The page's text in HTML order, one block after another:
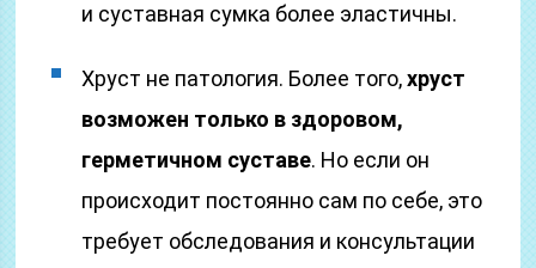
и суставная сумка более эластичны.
Хруст не патология. Более того,хруст
возможен только в здоровом,
герметичном суставе. Но если он
происходит постоянно сам по себе, это
требует обследования и консультации